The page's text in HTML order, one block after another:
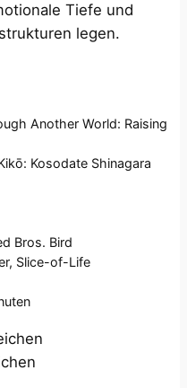
Tiefe und
legen.
Another World: Raising
Kosodate Shinagara
Bros. Bird​
Slice-of-Life